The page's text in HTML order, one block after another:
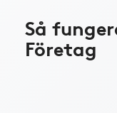
Så
Företag